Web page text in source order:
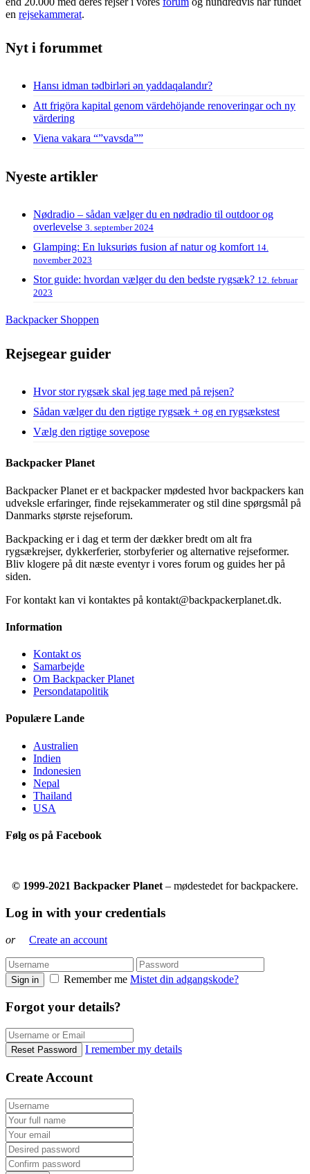
en rejsekammerat.
Nyt i forummet
Hansı idman tədbirləri ən yaddaqalandır?
Att frigöra kapital genom värdehöjande renoveringar och ny
värdering
Viena vakara “”vavsda””
Nyeste artikler
Nødradio – sådan vælger du en nødradio til outdoor og
overlevelse 3. september 2024
Glamping: En luksuriøs fusion af natur og komfort 14.
november 2023
Stor guide: hvordan vælger du den bedste rygsæk? 12. februar
2023
Backpacker Shoppen
Rejsegear guider
Hvor stor rygsæk skal jeg tage med på rejsen?
Sådan vælger du den rigtige rygsæk + og en rygsækstest
Vælg den rigtige sovepose
Backpacker Planet
Backpacker Planet er et backpacker mødested hvor backpackers kan
udveksle erfaringer, finde rejsekammerater og stil dine spørgsmål på
Danmarks største rejseforum.
Backpacking er i dag et term der dækker bredt om alt fra
rygsækrejser, dykkerferier, storbyferier og alternative rejseformer.
Bliv klogere på dit næste eventyr i vores forum og guides her på
siden.
For kontakt kan vi kontaktes på kontakt@backpackerplanet.dk.
Information
Kontakt os
Samarbejde
Om Backpacker Planet
Persondatapolitik
Populære Lande
Australien
Indien
Indonesien
Nepal
Thailand
USA
Følg os på Facebook
© 1999-2021 Backpacker Planet – mødestedet for backpackere.
Log in with your credentials
or Create an account
Sign in Remember me Mistet din adgangskode?
Forgot your details?
Reset Password I remember my details
Create Account